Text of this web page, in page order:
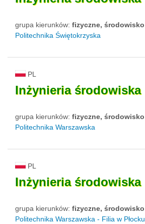
grupa kierunków: fizyczne, środowisko
Politechnika Świętokrzyska
PL
Inżynieria środowiska
grupa kierunków: fizyczne, środowisko
Politechnika Warszawska
PL
Inżynieria środowiska
grupa kierunków: fizyczne, środowisko
Politechnika Warszawska - Filia w Płocku